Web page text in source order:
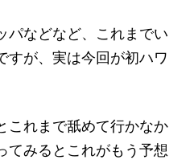
パなどなど、これまでい
すが、実は今回が初ハワ
これまで舐めて行かなか
てみるとこれがもう予想